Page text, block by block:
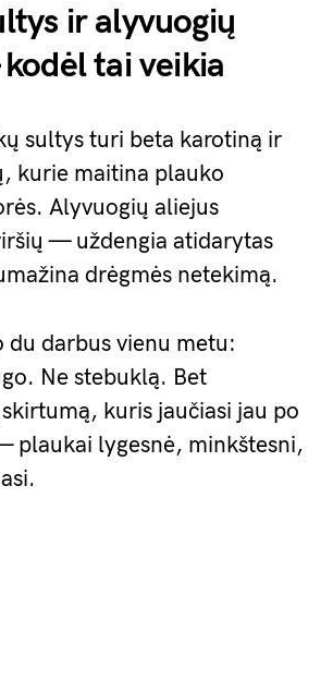
ir alyvuogių
tai veikia
sultys turi beta karotiną ir
kurie maitina plauko
Alyvuogių aliejus
— uždengia atidarytas
drėgmės netekimą.
du darbus vienu metu:
Ne stebuklą. Bet
kuris jaučiasi jau po
plaukai lygesnė, minkštesni,